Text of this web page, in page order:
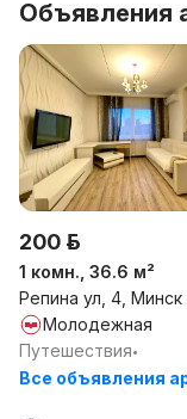
Объявления
200 р.
1 комн., 36.6 м²
Репина ул, 4, Минск
Молодежная
Путешествия•
Все объявления